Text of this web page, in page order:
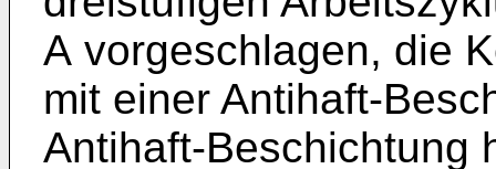
A vorgeschlagen, die
mit einer Antihaft-
Antihaft-Beschichtung